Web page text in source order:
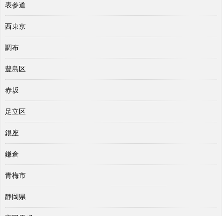
表参道
西東京
調布
豊島区
赤坂
足立区
銀座
鎌倉
青梅市
静岡県